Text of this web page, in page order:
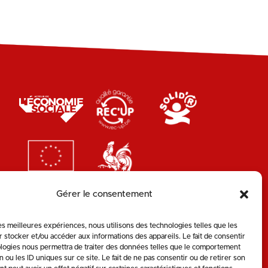
Gérer le consentement
meilleures expériences, nous utilisons des technologies telles que les
stocker et/ou accéder aux informations des appareils. Le fait de consentir
nous permettra de traiter des données telles que le comportement
ou les ID uniques sur ce site. Le fait de ne pas consentir ou de retirer son